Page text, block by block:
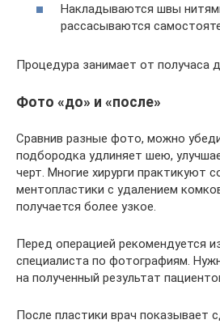
Накладываются швы
рассасываются
Процедура занимает от получаса
Фото «до» и «после»
Сравнив разные фото, можно
подбородка удлиняет шею,
черт. Многие хирурги практикуют
ментопластики с удалением
получается более узкое.
Перед операцией рекомендуется
специалиста по фотографиям.
на полученный результат
После пластики врач показывает